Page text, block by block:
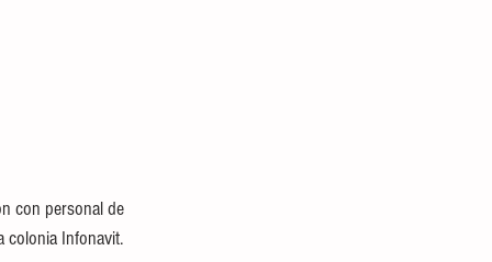
con personal de
colonia Infonavit.